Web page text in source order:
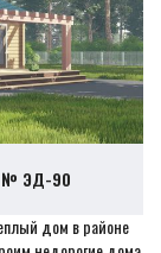
№ ЭД-90
дом в районе